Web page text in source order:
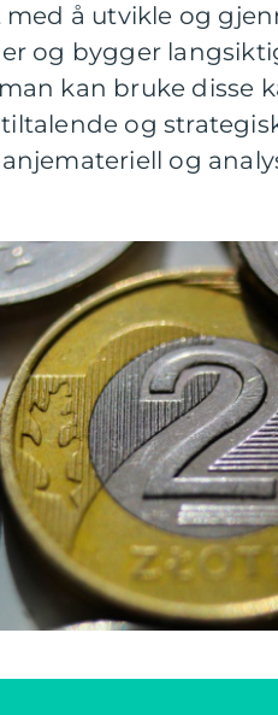
å utvikle og
og bygger
kan bruke disse
og
og